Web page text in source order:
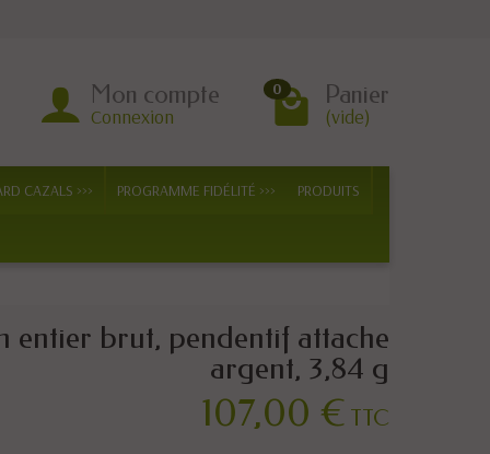
Mon compte
Connexion
0 Panier
(vide)
CAZALS >>> PROGRAMME FIDÉLITÉ >>> PRODUITS
entier brut, pendentif attache
argent, 3,84 g
107,00 € TTC